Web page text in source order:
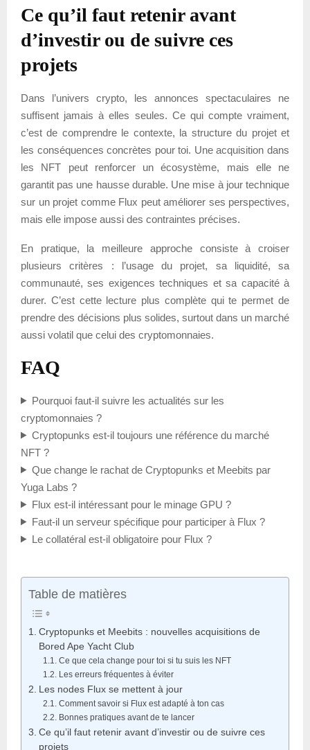
Ce qu’il faut retenir avant
d’investir ou de suivre ces
projets
Dans l’univers crypto, les annonces spectaculaires ne
suffisent jamais à elles seules. Ce qui compte vraiment,
c’est de comprendre le contexte, la structure du projet et
les conséquences concrètes pour toi. Une acquisition dans
les NFT peut renforcer un écosystème, mais elle ne
garantit pas une hausse durable. Une mise à jour technique
sur un projet comme Flux peut améliorer ses perspectives,
mais elle impose aussi des contraintes précises.
En pratique, la meilleure approche consiste à croiser
plusieurs critères : l’usage du projet, sa liquidité, sa
communauté, ses exigences techniques et sa capacité à
durer. C’est cette lecture plus complète qui te permet de
prendre des décisions plus solides, surtout dans un marché
aussi volatil que celui des cryptomonnaies.
FAQ
Pourquoi faut-il suivre les actualités sur les
cryptomonnaies ?
Cryptopunks est-il toujours une référence du marché
NFT ?
Que change le rachat de Cryptopunks et Meebits par
Yuga Labs ?
Flux est-il intéressant pour le minage GPU ?
Faut-il un serveur spécifique pour participer à Flux ?
Le collatéral est-il obligatoire pour Flux ?
Table de matières
Cryptopunks et Meebits : nouvelles acquisitions de
Bored Ape Yacht Club
Ce que cela change pour toi si tu suis les NFT
Les erreurs fréquentes à éviter
Les nodes Flux se mettent à jour
Comment savoir si Flux est adapté à ton cas
Bonnes pratiques avant de te lancer
Ce qu’il faut retenir avant d’investir ou de suivre ces
projets